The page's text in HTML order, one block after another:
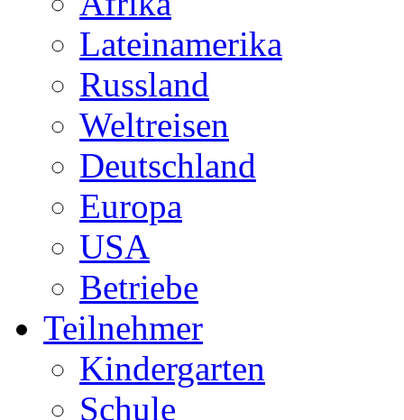
Lateinamerika
Russland
Weltreisen
Deutschland
Europa
USA
Betriebe
Teilnehmer
Kindergarten
Schule